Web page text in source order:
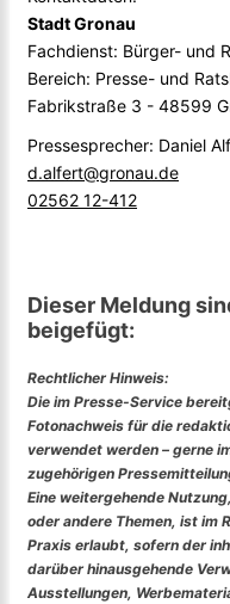
Stadt Gronau
Fachdienst: Bürger- und
Bereich: Presse- und
Fabrikstraße 3 - 48599
Pressesprecher: Daniel
d.alfert@gronau.de
02562 12-412
Dieser Meldung
beigefügt:
Rechtlicher Hinweis:
Die im Presse-Service
Fotonachweis für die
verwendet werden – gerne
zugehörigen
Eine weitergehende
oder andere Themen, ist im
Praxis erlaubt, sofern der
darüber hinausgehende
Ausstellungen,